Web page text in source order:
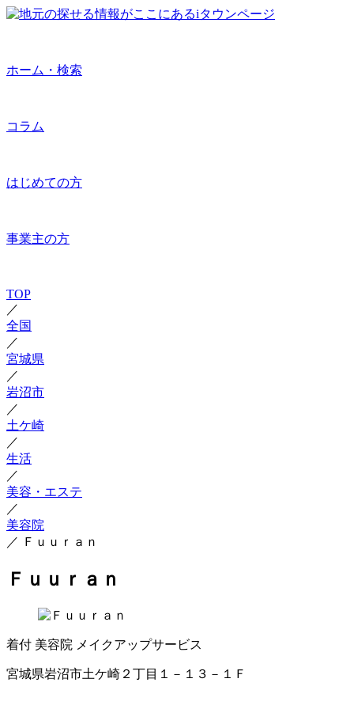
ホーム・検索
コラム
はじめての方
事業主の方
TOP
／
全国
／
宮城県
／
岩沼市
／
土ケ崎
／
生活
／
美容・エステ
／
美容院
／ Ｆｕｕｒａｎ
Ｆｕｕｒａｎ
着付 美容院 メイクアップサービス
宮城県岩沼市土ケ崎２丁目１－１３－１Ｆ